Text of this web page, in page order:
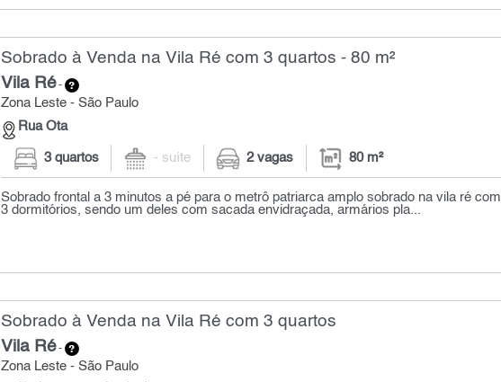
Sobrado à Venda na Vila Ré com 3 quartos - 80 m²
Vila Ré-
Zona Leste - São Paulo
Rua Ota
3 quartos - suíte 2 vagas 80 m²
Sobrado frontal a 3 minutos a pé para o metrô patriarca amplo sobrado na vila ré com
3 dormitórios, sendo um deles com sacada envidraçada, armários pla...
Sobrado à Venda na Vila Ré com 3 quartos
Vila Ré-
Zona Leste - São Paulo